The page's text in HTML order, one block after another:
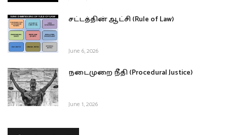
சட்டத்தின் ஆட்சி (Rule of Law)
June 6, 2026
நடைமுறை நீதி (Procedural Justice)
June 1, 2026